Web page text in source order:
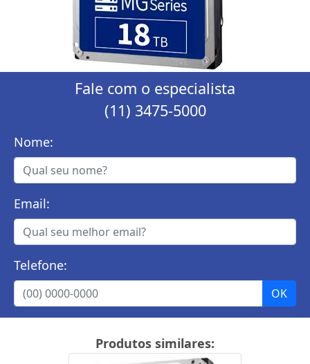
Fale com o especialista
(11) 3475-5000
Nome:
Email:
Telefone:
Produtos similares: